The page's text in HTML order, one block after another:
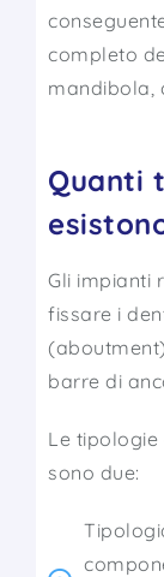
completo
mandibola,
Quanti
Gli impianti
fissare i
barre di
Le
sono due: